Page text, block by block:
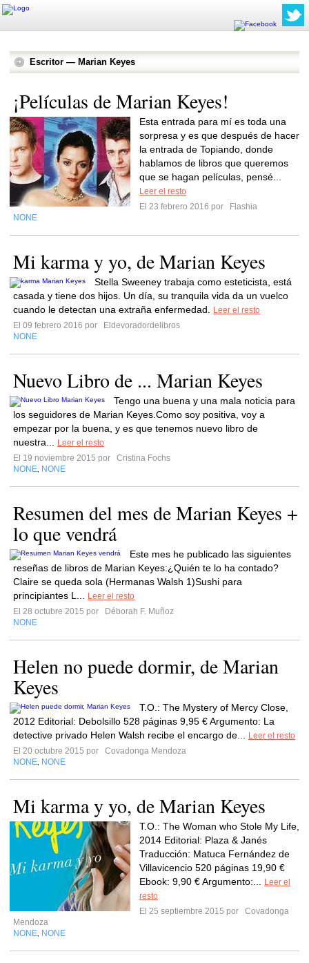
Escritor — Marian Keyes
¡Películas de Marian Keyes!
Esta entrada para mí es toda una
sorpresa y es que después de hacer
la entrada de Topiando, donde
hablamos de libros que queremos
que se hagan películas, pensé...
Leer el resto
El 23 febrero 2016 por
Flashia
NONE
Mi karma y yo, de Marian Keyes
Stella Sweeney trabaja como esteticista, está
casada y tiene dos hijos. Un día, su tranquila vida da un vuelco
cuando le detectan una extraña enfermedad.
Leer el resto
El 09 febrero 2016 por
Eldevoradordelibros
NONE
Nuevo Libro de ... Marian Keyes
Tengo una buena y una mala noticia para
los seguidores de Marian Keyes.Como soy positiva, voy a
empezar por la buena, y es que tenemos nuevo libro de
nuestra...
Leer el resto
El 19 noviembre 2015 por
Cristina Fochs
NONE NONE
Resumen del mes de Marian Keyes +
lo que vendrá
Este mes he publicado las siguientes
reseñas de libros de Marian Keyes:¿Quién te lo ha contado?
Claire se queda sola (Hermanas Walsh 1)Sushi para
principiantes L...
Leer el resto
El 28 octubre 2015 por
Déborah F. Muñoz
NONE
Helen no puede dormir, de Marian
Keyes
T.O.: The Mystery of Mercy Close,
2012 Editorial: Debolsillo 528 páginas 9,95 € Argumento: La
detective privado Helen Walsh recibe el encargo de...
Leer el resto
El 20 octubre 2015 por
Covadonga Mendoza
NONE NONE
Mi karma y yo, de Marian Keyes
T.O.: The Woman who Stole My Life,
2014 Editorial: Plaza & Janés
Traducción: Matuca Fernández de
Villavicencio 520 páginas 19,90 €
Ebook: 9,90 € Argumento:...
Leer el
resto
El 25 septiembre 2015 por
Covadonga
Mendoza
NONE NONE